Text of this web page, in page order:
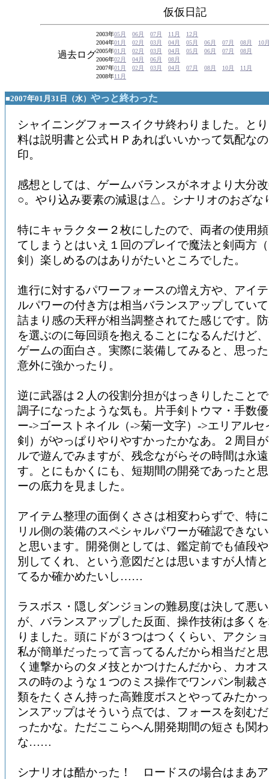
仮仮日記
過去ログ
2003年05月 06月 07月 11月
12月
2004年01月 02月 03月 04月 05月 06月 07月 08月
10
2005年01月 02月 03月 04月 05月 06月 07月
08月
2006年02月 04月 06月
08月
2007年01月 02月 03月 04月 07月 08月 10月
11月
2008年11月
■2007年01月31日（水） やっと終わった
シャイニングフォースイクサ終わりました。と
料は説明書と公式ＨＰあればいいかって気配な
印。
感想としては、ゲームバランスがネオより大分
○。やり込み要素の減退は△。シナリオのおざな
特にキャラクター２枚にしたので、両者の使用
てしまうとはいえ１回のプレイで魔法と剣両方
剣）楽しめるのはありがたいところでした。
進行に対するパワーフォースの増え方や、アイ
ルパワーの付き方は相当バランスアップしてい
詰まり感の天秤が相当調整されてた感じです。
を選ぶのに毎回頭を抱えることになるんだけど
ゲームの面白さ。実際に装備してみると、思っ
意外に強かったり。
逆に武器は２人の役割分担がはっきりしたこと
調子になったような気も。片手剣トウマ・手数
ー->ゴーストネイル（->菊一文字）->エリアルセ
剣）がやっぱりやりやすかったかなあ。２周目
ルで遊んでみますが、残念ながらその時間は永
す。とにもかくにも、短期間の開発であったと
ーの底力を見ました。
アイテム整理の面倒くささは相変わらずで、特
リル側の装備のスペシャルパワーが確認できな
と思います。開発側としては、鑑定前でも値段
別してくれ、という意図だとは思いますが人情
てるか確かめたいし……
ラスボス・隠しダンジョンの難易度は決して悪
が、バランスアップした反面、操作技術は多く
りました。頭にドが３つはつくくらい、アクシ
私が簡単だったって言ってるんだから相当だと
く連撃からのタメ技とかつけたんだから、カオ
スの時のような１つのミス操作でワンパン制裁
類をたくさん持った高難度ボスとやってみたか
ンスアップはそういう点では、フォースを刻む
ったかな。ただここらへん開発期間の短さも関
な……
シナリオは酷かった！ ロードスの場合はまあ